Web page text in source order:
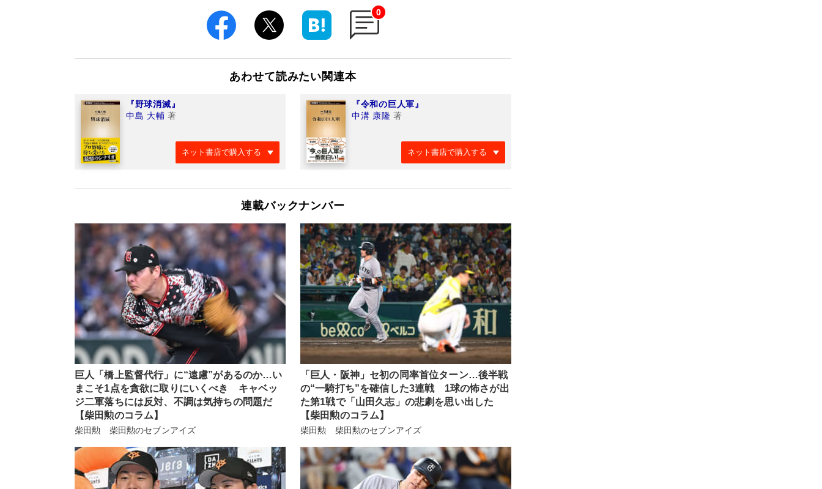
0
あわせて読みたい関連本
『野球消滅』
中島 大輔 著
ネット書店で購入する
『令和の巨人軍』
中溝 康隆 著
ネット書店で購入する
連載バックナンバー
巨人「橋上監督代行」に“遠慮”があるのか…い
まこそ1点を貪欲に取りにいくべき キャベッ
ジ二軍落ちには反対、不調は気持ちの問題だ
【柴田勲のコラム】
柴田勲 柴田勲のセブンアイズ
「巨人・阪神」セ初の同率首位ターン…後半戦
の“一騎打ち”を確信した3連戦 1球の怖さが出
た第1戦で「山田久志」の悲劇を思い出した
【柴田勲のコラム】
柴田勲 柴田勲のセブンアイズ